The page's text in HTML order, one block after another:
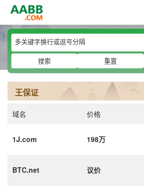
搜索
重置
王保证
域名 价格
1J.com 198万
BTC.net 议价